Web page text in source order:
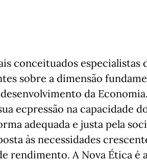
conceituados especialistas
sobre a dimensão
da
ecpressão na capacidade
adequada e justa pela
às necessidades
rendimento. A Nova Ética é